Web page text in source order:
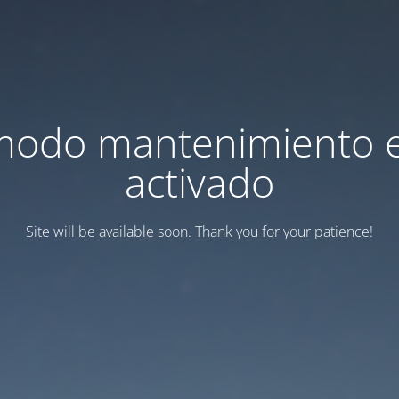
mantenimiento
activado
Site will be available soon. Thank you for your patience!